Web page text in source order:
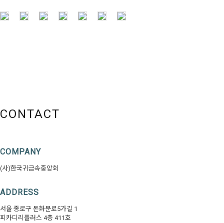
CONTACT
COMPANY
(사)한국귀금속중앙회
ADDRESS
서울 종로구 돈화문로5가길 1
피카디리플러스 4층 411호